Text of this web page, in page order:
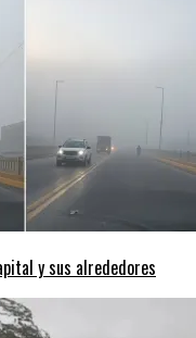
y sus alrededores